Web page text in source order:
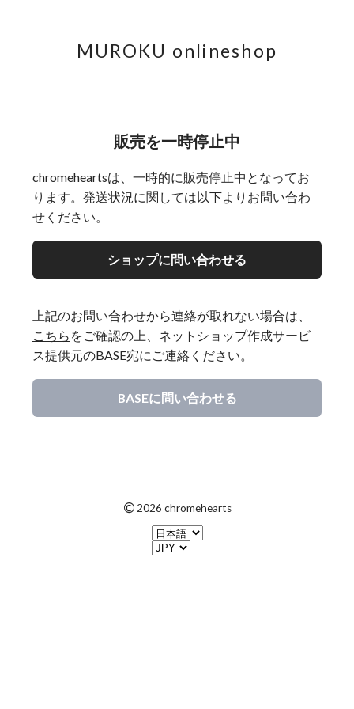
MUROKU onlineshop
販売を一時停止中
chromeheartsは、一時的に販売停止中となってお
ります。発送状況に関しては以下よりお問い合わ
せください。
ショップに問い合わせる
上記のお問い合わせから連絡が取れない場合は、
こちら をご確認の上、ネットショップ作成サービ
ス提供元のBASE宛にご連絡ください。
BASEに問い合わせる
© 2026 chromehearts